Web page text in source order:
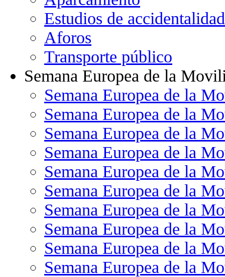
Estudios de accidentalidad
Aforos
Transporte público
Semana Europea de la
Semana Europea de la
Semana Europea de la
Semana Europea de la
Semana Europea de la
Semana Europea de la
Semana Europea de la
Semana Europea de la
Semana Europea de la
Semana Europea de la
Semana Europea de la